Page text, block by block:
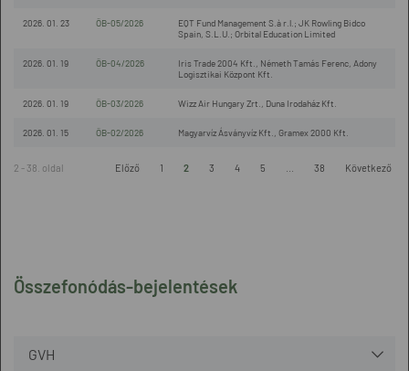
Összefonódás-bejelentések
GVH
2026. 01. 23 ÖB-05/2026
EQT Fund Management S.à r.l.; JK Rowling Bidco
Spain, S.L.U.; Orbital Education Limited
2026. 01. 19 ÖB-04/2026
Iris Trade 2004 Kft., Németh Tamás Ferenc, Adony
Logisztikai Központ Kft.
2026. 01. 19 ÖB-03/2026 Wizz Air Hungary Zrt., Duna Irodaház Kft.
2026. 01. 15 ÖB-02/2026 Magyarvíz Ásványvíz Kft., Gramex 2000 Kft.
2 - 38. oldal Előző 1 2 3 4 5 38 Következő